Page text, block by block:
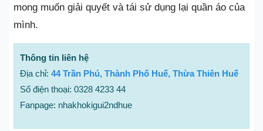
mong muốn giải quyết và tái sử dụng lại quần áo của
mình.
Thông tin liên hệ
Địa chỉ: 44 Trần Phú, Thành Phố Huế, Thừa Thiên Huế
Số điện thoại: 0328 4233 44
Fanpage: nhakhokigui2ndhue